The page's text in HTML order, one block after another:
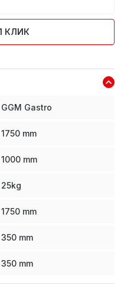
КЛИК
GGM Gastro
1750 mm
1000 mm
25kg
1750 mm
350 mm
350 mm